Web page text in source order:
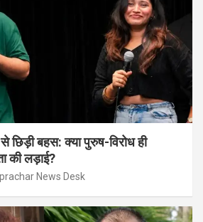
बहस: क्या पुरुष-विरोध ही
की लड़ाई?
News Desk